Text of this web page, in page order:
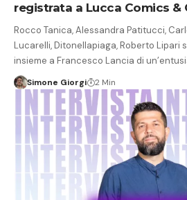
registrata a Lucca Comics &
Rocco Tanica, Alessandra Patitucci,
Lucarelli, Ditonellapiaga, Roberto Lipari
insieme a Francesco Lancia di
Simone Giorgi 2 Min